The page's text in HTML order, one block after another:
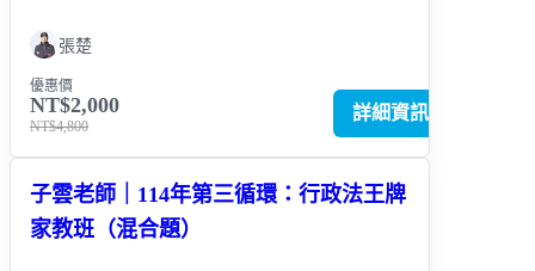
張楚
優惠價
NT$2,000
NT$4,800
詳細資訊
子雲老師｜114年第三循環：行政法王牌
家教班（混合題）